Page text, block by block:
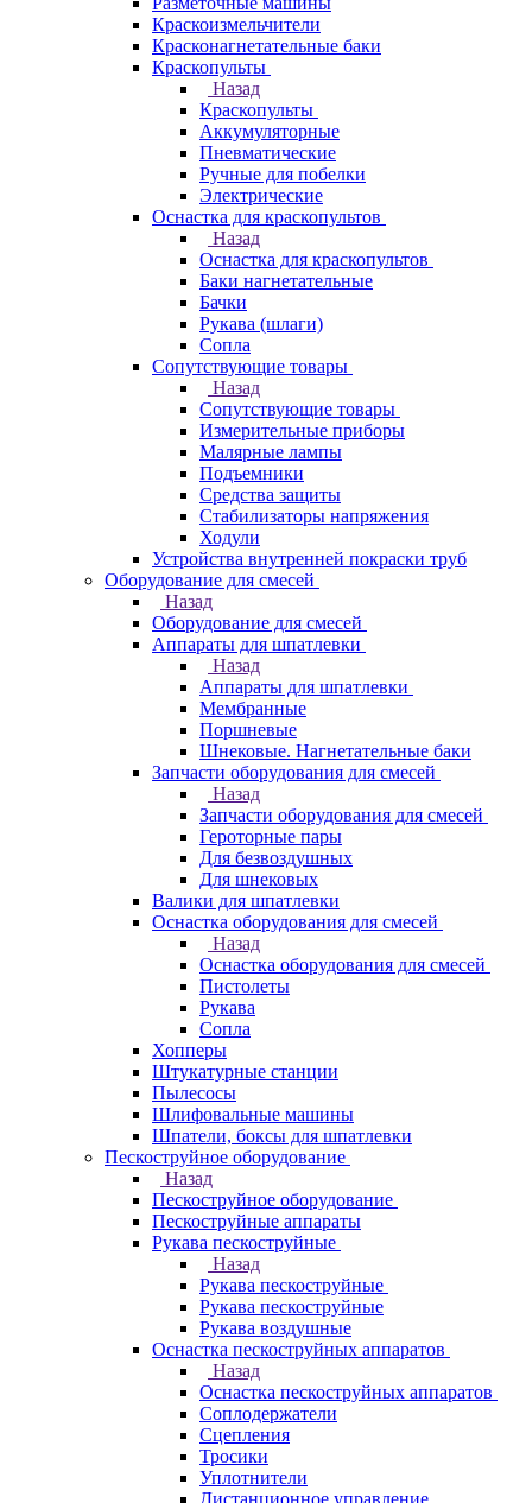
Краскоизмельчители
Красконагнетательные баки
Краскопульты
Назад
Краскопульты
Аккумуляторные
Пневматические
Ручные для побелки
Электрические
Оснастка для краскопультов
Назад
Оснастка для краскопультов
Баки нагнетательные
Бачки
Рукава (шлаги)
Сопла
Сопутствующие товары
Назад
Сопутствующие товары
Измерительные приборы
Малярные лампы
Подъемники
Средства защиты
Стабилизаторы напряжения
Ходули
Устройства внутренней покраски труб
Оборудование для смесей
Назад
Оборудование для смесей
Аппараты для шпатлевки
Назад
Аппараты для шпатлевки
Мембранные
Поршневые
Шнековые. Нагнетательные баки
Запчасти оборудования для смесей
Назад
Запчасти оборудования для смесей
Героторные пары
Для безвоздушных
Для шнековых
Валики для шпатлевки
Оснастка оборудования для смесей
Назад
Оснастка оборудования для смесей
Пистолеты
Рукава
Сопла
Хопперы
Штукатурные станции
Пылесосы
Шлифовальные машины
Шпатели, боксы для шпатлевки
Пескоструйное оборудование
Назад
Пескоструйное оборудование
Пескоструйные аппараты
Рукава пескоструйные
Назад
Рукава пескоструйные
Рукава пескоструйные
Рукава воздушные
Оснастка пескоструйных аппаратов
Назад
Оснастка пескоструйных аппаратов
Соплодержатели
Сцепления
Тросики
Уплотнители
Дистанционное управление